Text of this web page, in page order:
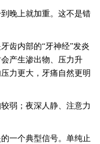
晚上就加重。这不是错
齿内部的“牙神经”发炎
产生渗出物、压力升
力更大，牙痛自然更明
弱；夜深人静、注意力
一个典型信号。单纯止